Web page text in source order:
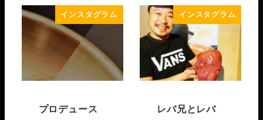
インスタグラム
プロデュース
インスタグラム
レバ兄とレバ